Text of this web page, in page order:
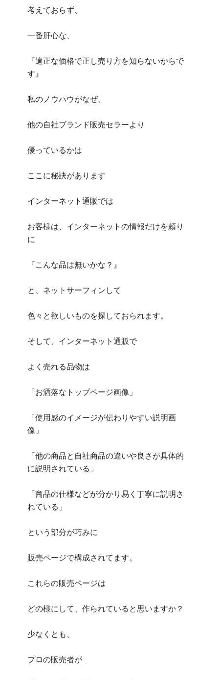
考えておらず、
一番肝心な、
『適正な価格で正し売り方を知らないからで
す』
私のノウハウがなぜ、
他の自社ブランド販売セラーより
優っているかは
ここに秘訣があります
インターネット通販では
お客様は、インターネットの情報だけを頼り
に
『こんな品は無いかな？』
と、ネットサーフィンして
色々と欲しいものを探しておられます。
そして、インターネット通販で
よく売れる品物は
「お洒落なトップページ画像」
「使用感のイメージが伝わりやすい説明画
像」
「他の商品と自社商品の違いや良さが具体的
に説明されている」
「商品の仕様などが分かり易く丁寧に説明さ
れている」
という部分が巧みに
販売ページで構成されてます。
これらの販売ページは
どの様にして、作られていると思いますか？
少なくとも、
プロの販売者が